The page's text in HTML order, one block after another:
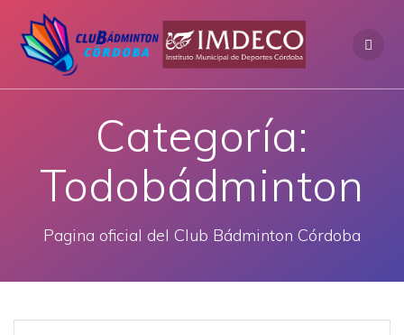
al
contenido
Categoría:
Todobádminton
Pagina oficial del Club Bádminton Córdoba